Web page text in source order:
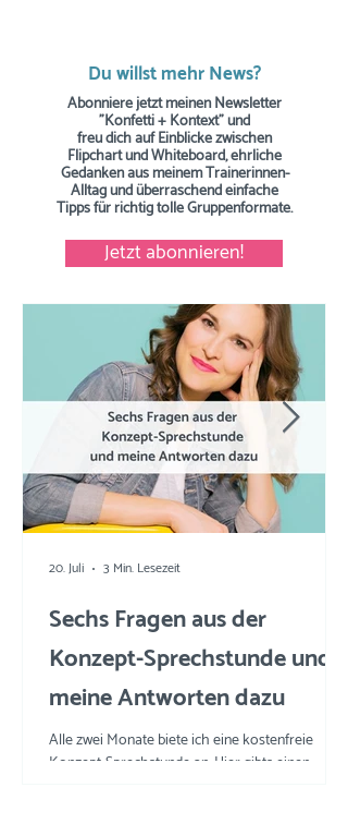
Du willst mehr News?
Abonniere jetzt meinen Newsletter
"Konfetti + Kontext" und
freu dich auf Einblicke zwischen
Flipchart und Whiteboard, ehrliche
Gedanken aus meinem Trainerinnen-
Alltag und überraschend einfache
Tippsfür richtig tolle Gruppenformate.
Jetzt abonnieren!
Sechs Fragen aus der
Konzept-Sprechstunde und
meine Antworten dazu
Alle zwei Monate biete ich eine kostenfreie
Konzept-Sprechstunde an. Hier gibts einen
20. Juli 3 Min. Lesezeit